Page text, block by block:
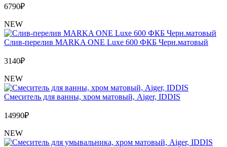
6790₽
NEW
Слив-перелив MARKA ONE Luxe 600 ФКБ Черн.матовый
3140₽
NEW
Cмеситель для ванны, хром матовый, Aiger, IDDIS
14990₽
NEW